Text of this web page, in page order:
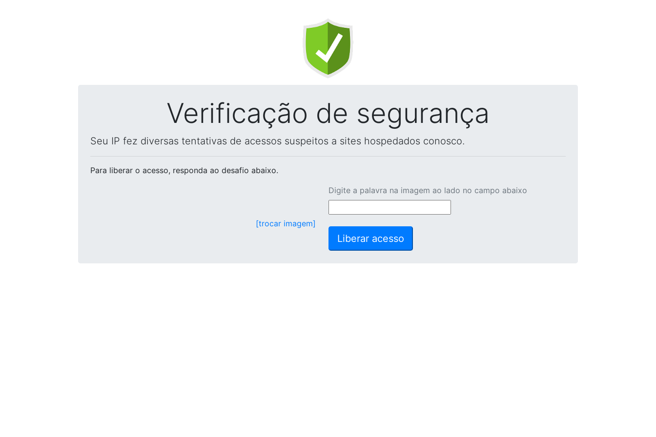
Verificação de segurança
Seu IP fez diversas tentativas de acessos suspeitos a sites hospedados conosco.
Para liberar o acesso, responda ao desafio abaixo.
[trocar imagem]
Digite a palavra na imagem ao lado no campo abaixo